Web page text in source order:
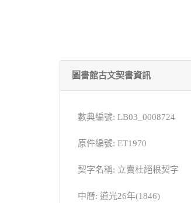
圖書館古文契書資訊
數典編號: LB03_0008724
原件編號: ET1970
契字名稱: 立賣杜絕根契字
中曆: 道光26年(1846)